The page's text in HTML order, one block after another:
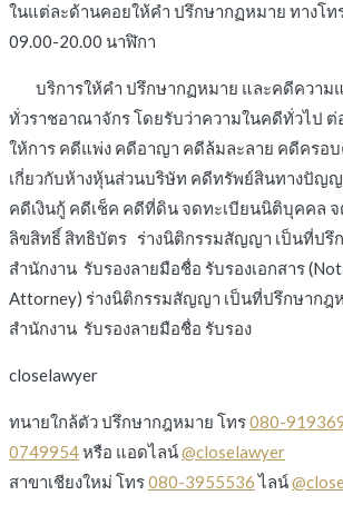
ในแต่ละด้านคอยให้คำ ปรึกษากฏหมาย ทางโท
09.00-20.00 นาฬิกา
บริการให้คำ ปรึกษากฏหมาย และคดีความแ
ทั่วราชอาณาจักร โดยรับว่าความในคดีทั่วไป
ให้การ คดีแพ่ง คดีอาญา คดีล้มละลาย คดีครอบ
เกี่ยวกับห้างหุ้นส่วนบริษัท คดีทรัพย์สินทางปัญ
คดีเงินกู้ คดีเช็ค คดีที่ดิน จดทะเบียนนิติบุคคล จ
ลิขสิทธิ์ สิทธิบัตร ร่างนิติกรรมสัญญา เป็นที่ปรึ
สำนักงาน รับรองลายมือชื่อ รับรองเอกสาร
Attorney) ร่างนิติกรรมสัญญา เป็นที่ปรึกษากฎ
สำนักงาน รับรองลายมือชื่อ รับรอง
closelawyer
ทนายใกล้ตัว ปรึกษากฎหมาย โทร080-
0749954หรือ แอดไลน์@closelawyer
สาขาเชียงใหม่ โทร080-3955536ไลน์